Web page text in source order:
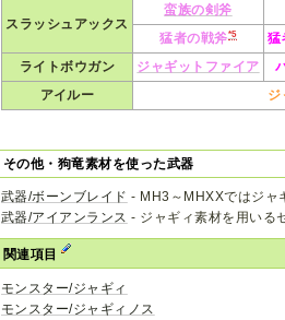
スラッシュアックス
蛮族の剣斧
猛者の戦斧*5 猛
ライトボウガン
ジャギットファイア
アイルー
ジ
その他・狗竜素材を使った武器
武器/ボーンブレイド - MH3～MHXXではジャ
武器/アイアンランス - ジャギィ素材を用いる
関連項目
モンスター/ジャギィ
モンスター/ジャギィノス